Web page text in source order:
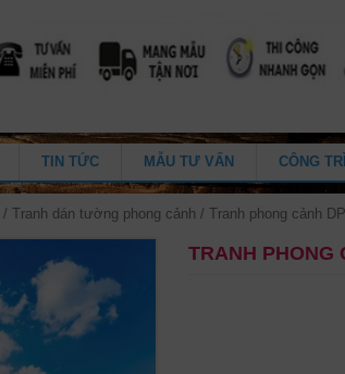
TIN TỨC MẪU TƯ VẤN CÔNG
/ Tranh dán tường phong cảnh / Tranh phong cảnh
TRANH PHONG